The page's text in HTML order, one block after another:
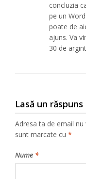
concluzia
pe un
poate de
ajuns. Va
30 de
Lasă un răspuns
Adresa ta de email nu
sunt marcate cu*
Nume *